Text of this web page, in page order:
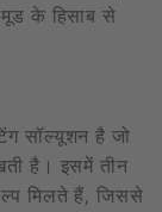
के हिसाब से
सॉल्यूशन है जो
है। इसमें तीन
मिलते हैं, जिससे